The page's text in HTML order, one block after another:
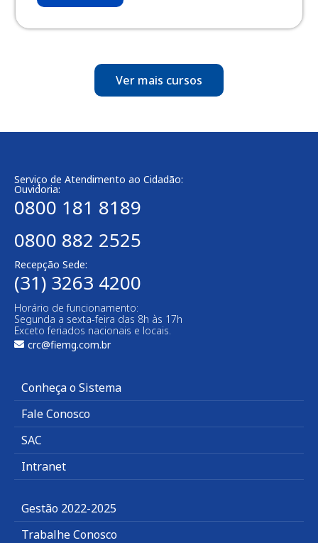
Ver mais cursos
Serviço de Atendimento ao Cidadão:
Ouvidoria:
0800 181 8189
0800 882 2525
Recepção Sede:
(31) 3263 4200
Horário de funcionamento:
Segunda a sexta-feira das 8h às 17h
Exceto feriados nacionais e locais.
crc@fiemg.com.br
Conheça o Sistema
Fale Conosco
SAC
Intranet
Gestão 2022-2025
Trabalhe Conosco